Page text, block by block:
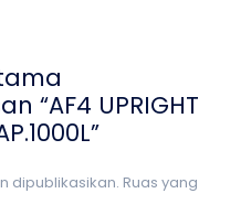
“AF4 UPRIGHT
dipublikasikan. Ruas yang